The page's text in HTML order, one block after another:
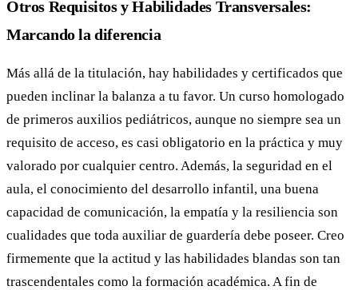
Otros Requisitos y Habilidades Transversales:
Marcando la diferencia
Más allá de la titulación, hay habilidades y certificados que
pueden inclinar la balanza a tu favor. Un curso homologado
de primeros auxilios pediátricos, aunque no siempre sea un
requisito de acceso, es casi obligatorio en la práctica y muy
valorado por cualquier centro. Además, la seguridad en el
aula, el conocimiento del desarrollo infantil, una buena
capacidad de comunicación, la empatía y la resiliencia son
cualidades que toda auxiliar de guardería debe poseer. Creo
firmemente que la actitud y las habilidades blandas son tan
trascendentales como la formación académica. A fin de